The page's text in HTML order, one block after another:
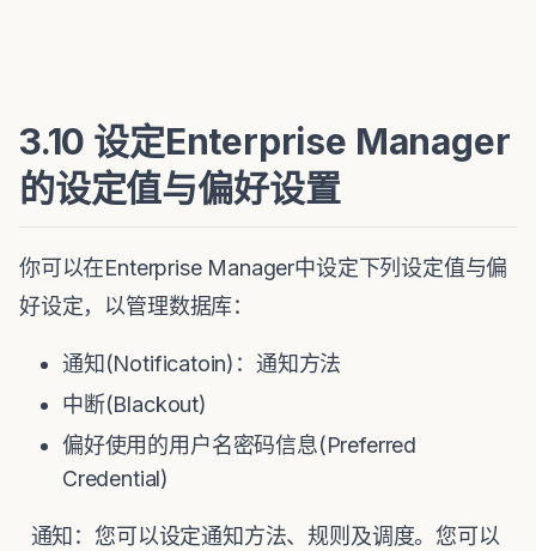
3.10 设定Enterprise Manager
的设定值与偏好设置
你可以在Enterprise Manager中设定下列设定值与偏
好设定，以管理数据库：
通知(Notificatoin)：通知方法
中断(Blackout)
偏好使用的用户名密码信息(Preferred
Credential)
通知：您可以设定通知方法、规则及调度。您可以